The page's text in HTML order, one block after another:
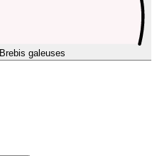
Brebis galeuses